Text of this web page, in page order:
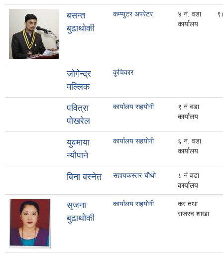
बसन्त
बुढाथाेकी
कम्प्युटर अपरेटर
४ नं. वडा
कार्यालय
जाेगेन्द्र
मल्लिक
कुचिकार
पवित्रा
पोखरेल
कार्यालय सहयाेगी
९ नं वडा
कार्यालय
युवमाया
न्यौपाने
कार्यालय सहयाेगी
६ नं. वडा
कार्यालय
बिना बस्नेत सहायकस्तर चौथो
८ नं वडा
कार्यालय
सृजना
बुढाथोकी
कार्यालय सहयाेगी
कर तथा
राजस्व शाखा